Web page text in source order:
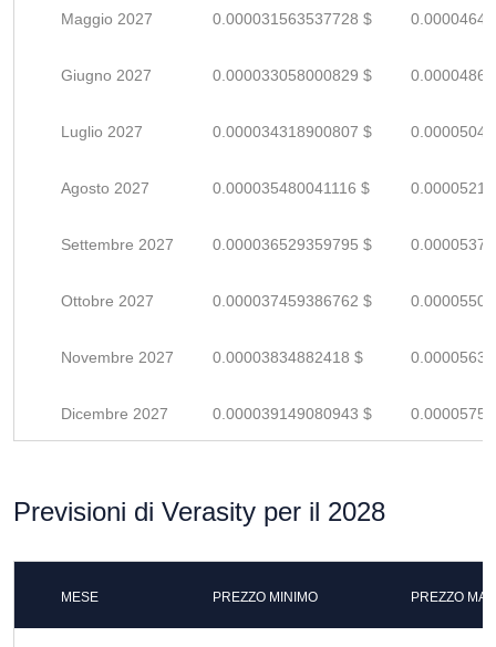
Maggio 2027 0.000031563537728 $
Giugno 2027 0.000033058000829 $
Luglio 2027 0.000034318900807 $
Agosto 2027 0.000035480041116 $
Settembre 2027 0.000036529359795 $
Ottobre 2027 0.000037459386762 $
Novembre 2027 0.00003834882418 $
Dicembre 2027 0.000039149080943 $
Previsioni di Verasity per il 2028
MESE PREZZO MINIMO PREZZO